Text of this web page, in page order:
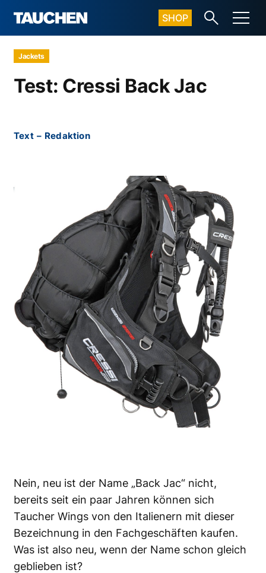
SHOP
Jackets
Test: Cressi Back Jac
Text – Redaktion
Nein, neu ist der Name „Back Jac“ nicht,
bereits seit ein paar Jahren können sich
Taucher Wings von den Italienern mit dieser
Bezeichnung in den Fachgeschäften kaufen.
Was ist also neu, wenn der Name schon gleich
geblieben ist?